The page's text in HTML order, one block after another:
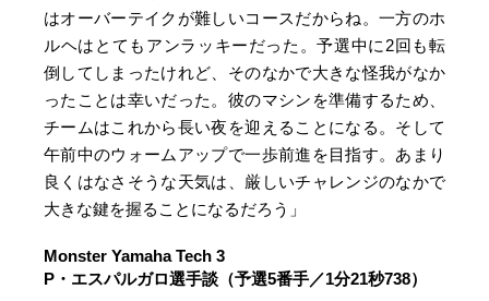
はオーバーテイクが難しいコースだからね。一方のホ
ルヘはとてもアンラッキーだった。予選中に2回も転
倒してしまったけれど、そのなかで大きな怪我がなか
ったことは幸いだった。彼のマシンを準備するため、
チームはこれから長い夜を迎えることになる。そして
午前中のウォームアップで一歩前進を目指す。あまり
良くはなさそうな天気は、厳しいチャレンジのなかで
大きな鍵を握ることになるだろう」
Monster Yamaha Tech 3
P・エスパルガロ選手談（予選5番手／1分21秒738）